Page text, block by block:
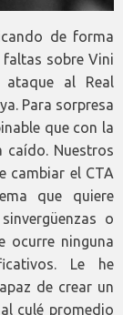
de forma
faltas sobre Vini
ataque al Real
Para sorpresa
que con la
caído. Nuestros
cambiar el CTA
que quiere
o
ocurre ninguna
Le he
de crear un
culé promedio